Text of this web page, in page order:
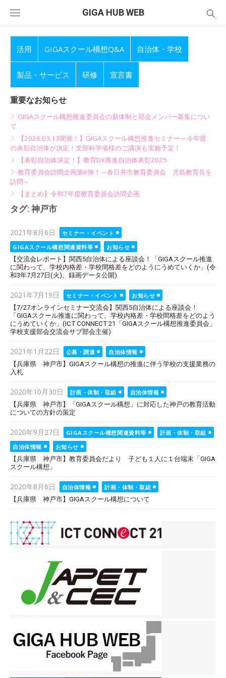
GIGA HUB WEB
活用 GIGAスクール構想Q&A 自治体・学校
製品・サービス 研修 宣言書
重要なお知らせ
GIGAスクール構想推進委員会の新体制と部会メンバー募集につい
て
【2026.03.13開催！】GIGAスクール構想推進セミナー～今年度
の表彰自治体が決定！文部科学省様のご講演も実施予定！
【表彰自治体決定！】教育DX推進自治体表彰2025
教育委員会訪問企画第6弾！～春日井市教育委員会 児島教育長を
訪問～
【まとめ】令和7年度教育委員会訪問企画
タグ: 神戸市
Posted
on
2021年8月6日
セミナー・イベント
GIGAスクール構想関連資料等
お知らせ
【交流会レポート】関西5自治体による座談会！「GIGAスクール推進
に関わって、学校内格差・学校間格差をどのようにうめていくか」(令
和3年7月27日(火)、録画データ公開)
Posted
on
2021年7月19日 セミナー・イベント
お知らせ
【7/27オンラインセミナー交流会】関西5自治体による座談会！
「GIGAスクール推進に関わって、学校内格差・学校間格差をどのよう
にうめていくか」(ICT CONNECT 21「GIGAスクール構想推進委員会」
学校支援部会交流会サブ部会主催)
Posted
on
2021年1月22日 公募・調達
自治体情報
【兵庫県 神戸市】GIGAスクール構想の推進に伴う学校の支援業務の
入札
Posted
on
2020年10月30日 計画・体制・取組
自治体情報
【兵庫県 神戸市】「GIGAスクール構想」に対応した神戸の教育活動
についての方針の策定
Posted
on
2020年9月27日 GIGAスクール構想関連資料等
計画・体制・取組
自治体情報
お知らせ
【兵庫県 神戸市】教育委員会だより 子ども１人に１台端末「GIGA
スクール構想」
Posted
on
2020年8月6日 自治体情報
計画・体制・取組
【兵庫県 神戸市】GIGAスクール構想について